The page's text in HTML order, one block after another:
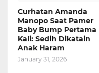
Curhatan Amanda
Manopo Saat Pamer
Baby Bump Pertama
Kali: Sedih Dikatain
Anak Haram
January 31, 2026